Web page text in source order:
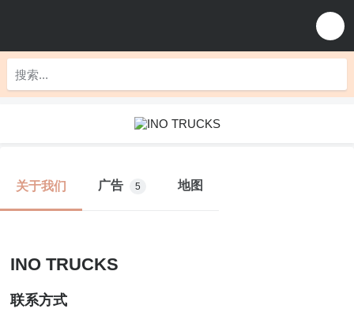
关于我们 广告 5 地图
INO TRUCKS
联系方式